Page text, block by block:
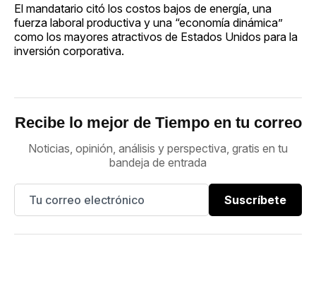
El mandatario citó los costos bajos de energía, una
fuerza laboral productiva y una “economía dinámica”
como los mayores atractivos de Estados Unidos para la
inversión corporativa.
Recibe lo mejor de Tiempo en tu correo
Noticias, opinión, análisis y perspectiva, gratis en tu
bandeja de entrada
Suscríbete